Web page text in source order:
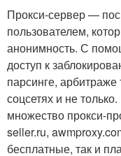
Прокси-сервер —
пользователем,
анонимность. С
доступ к
парсинге,
соцсетях и не
множество прокси-
seller.ru,
бесплатные, так и